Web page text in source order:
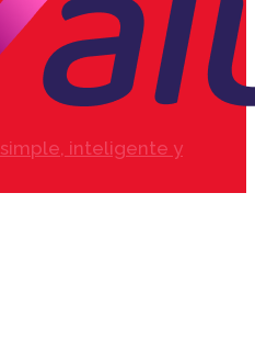
inteligente y